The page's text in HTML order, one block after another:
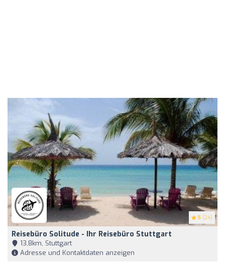
5 (24)
Reisebüro Solitude - Ihr Reisebüro Stuttgart
13,8km, Stuttgart
Adresse und Kontaktdaten anzeigen